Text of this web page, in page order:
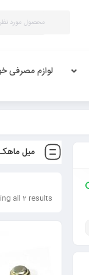
لوازم مصرفی
میل
all 2 results